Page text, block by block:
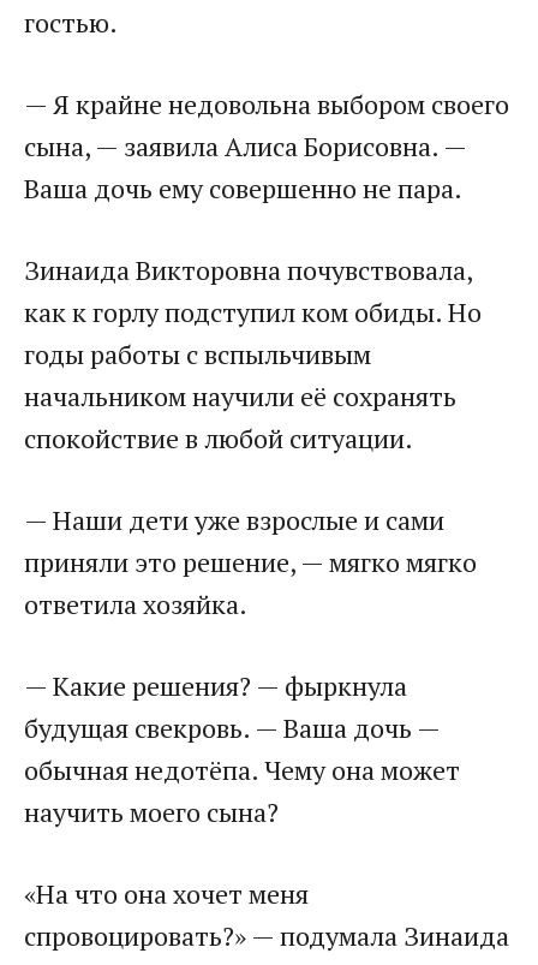
гостью.
— Я крайне недовольна выбором своего
сына, — заявила Алиса Борисовна. —
Ваша дочь ему совершенно не пара.
Зинаида Викторовна почувствовала,
как к горлу подступил ком обиды. Но
годы работы с вспыльчивым
начальником научили её сохранять
спокойствие в любой ситуации.
— Наши дети уже взрослые и сами
приняли это решение, — мягко мягко
ответила хозяйка.
— Какие решения? — фыркнула
будущая свекровь. — Ваша дочь —
обычная недотёпа. Чему она может
научить моего сына?
«На что она хочет меня
спровоцировать?» — подумала Зинаида